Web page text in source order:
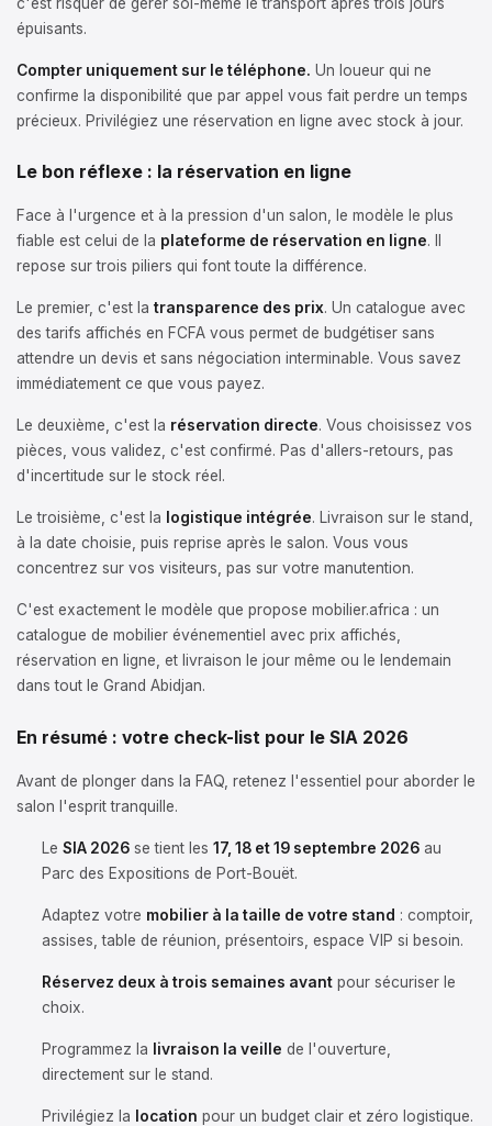
épuisants.
Compter uniquement sur le téléphone. Un loueur qui ne
confirme la disponibilité que par appel vous fait perdre un temps
précieux. Privilégiez une réservation en ligne avec stock à jour.
Le bon réflexe : la réservation en ligne
Face à l'urgence et à la pression d'un salon, le modèle le plus
fiable est celui de la plateforme de réservation en ligne. Il
repose sur trois piliers qui font toute la différence.
Le premier, c'est la transparence des prix. Un catalogue avec
des tarifs affichés en FCFA vous permet de budgétiser sans
attendre un devis et sans négociation interminable. Vous savez
immédiatement ce que vous payez.
Le deuxième, c'est la réservation directe. Vous choisissez vos
pièces, vous validez, c'est confirmé. Pas d'allers-retours, pas
d'incertitude sur le stock réel.
Le troisième, c'est la logistique intégrée. Livraison sur le stand,
à la date choisie, puis reprise après le salon. Vous vous
concentrez sur vos visiteurs, pas sur votre manutention.
C'est exactement le modèle que propose mobilier.africa : un
catalogue de mobilier événementiel avec prix affichés,
réservation en ligne, et livraison le jour même ou le lendemain
dans tout le Grand Abidjan.
En résumé : votre check-list pour le SIA 2026
Avant de plonger dans la FAQ, retenez l'essentiel pour aborder le
salon l'esprit tranquille.
Le SIA 2026se tient les 17, 18 et 19 septembre 2026au
Parc des Expositions de Port-Bouët.
Adaptez votre mobilier à la taille de votre stand : comptoir,
assises, table de réunion, présentoirs, espace VIP si besoin.
Réservez deux à trois semaines avantpour sécuriser le
choix.
Programmez la livraison la veille de l'ouverture,
directement sur le stand.
Privilégiez la location pour un budget clair et zéro logistique.